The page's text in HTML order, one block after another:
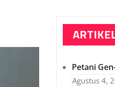
Petani
Agustus 4,